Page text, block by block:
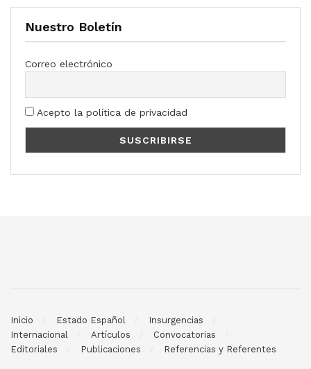
Nuestro Boletín
Correo electrónico
Acepto la política de privacidad
Inicio Estado Español
Insurgencias
Internacional
Artículos
Convocatorias
Editoriales
Publicaciones Referencias y Referentes